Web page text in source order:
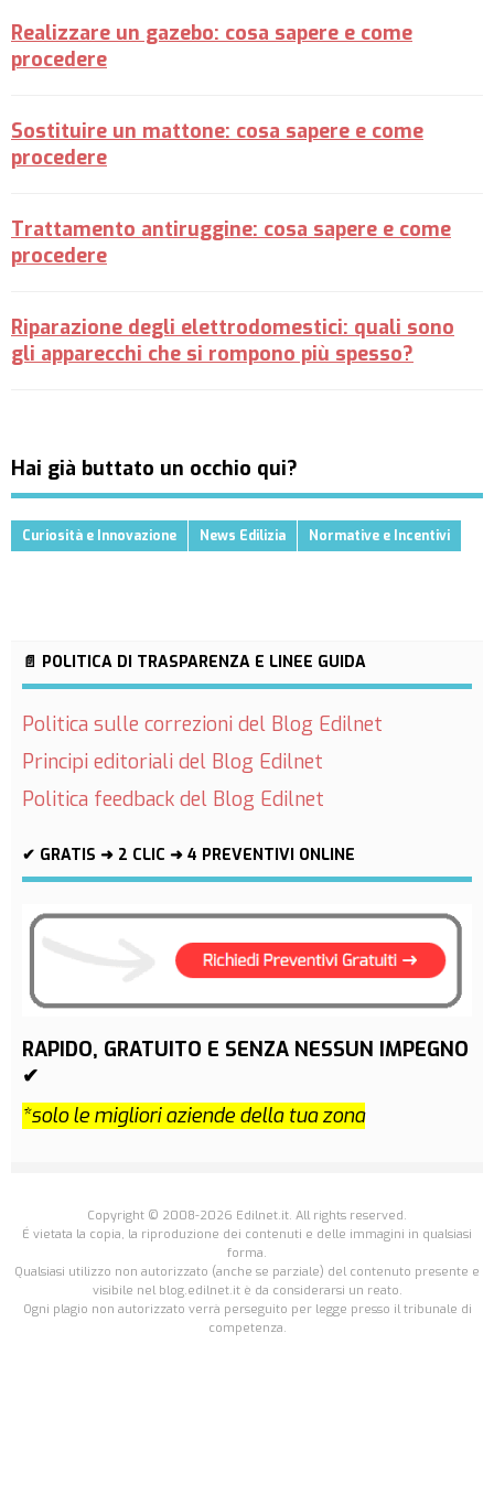
Realizzare un gazebo: cosa sapere e come
procedere
Sostituire un mattone: cosa sapere e come
procedere
Trattamento antiruggine: cosa sapere e come
procedere
Riparazione degli elettrodomestici: quali sono
gli apparecchi che si rompono più spesso?
Hai già buttato un occhio qui?
Curiosità e Innovazione News Edilizia Normative e Incentivi
📄 POLITICA DI TRASPARENZA E LINEE GUIDA
Politica sulle correzioni del Blog Edilnet
Principi editoriali del Blog Edilnet
Politica feedback del Blog Edilnet
✔ GRATIS ➜ 2 CLIC ➜ 4 PREVENTIVI ONLINE
RAPIDO, GRATUITO E SENZA NESSUN IMPEGNO
✔
*solo le migliori aziende della tua zona
Copyright © 2008-2026 Edilnet.it. All rights reserved.
É vietata la copia, la riproduzione dei contenuti e delle immagini in qualsiasi
forma.
Qualsiasi utilizzo non autorizzato (anche se parziale) del contenuto presente e
visibile nel blog.edilnet.it è da considerarsi un reato.
Ogni plagio non autorizzato verrà perseguito per legge presso il tribunale di
competenza.